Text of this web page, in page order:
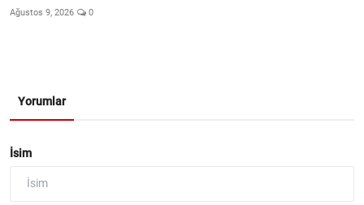
Ağustos 9, 2026 0
Yorumlar
İsim